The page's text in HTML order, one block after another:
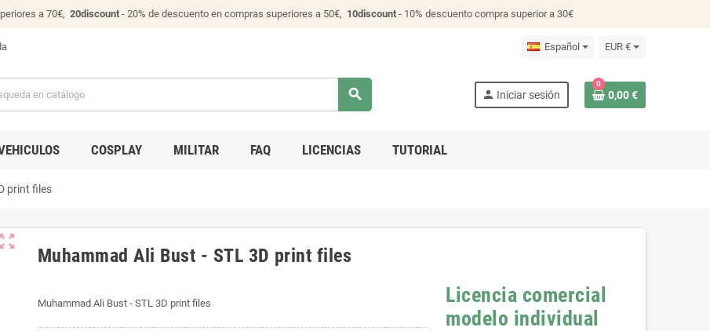
a 70€, 20discount- 20% de descuento en compras superiores a 50€, 10discount- 10% descuento compra superior a 30€
Español EUR €
search person Iniciar sesión
0
0,00 €
COSPLAY MILITAR FAQ LICENCIAS TUTORIAL
print files
zoom_out_map
Muhammad Ali Bust - STL 3D print files
Muhammad Ali Bust - STL 3D print files
Licencia comercial
modelo individual